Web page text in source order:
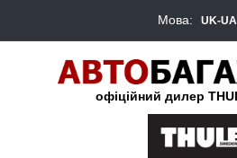
Мова: UK-UA
офіційний дилер